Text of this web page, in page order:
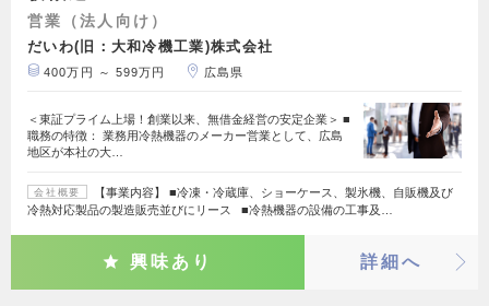
営業（法人向け）
だいわ(旧：大和冷機工業)株式会社
400万円 ～ 599万円 広島県
＜東証プライム上場！創業以来、無借金経営の安定企業＞ ■
職務の特徴： 業務用冷熱機器のメーカー営業として、広島
地区が本社の大…
会社概要
【事業内容】 ■冷凍・冷蔵庫、ショーケース、製氷機、自販機及び
冷熱対応製品の製造販売並びにリース ■冷熱機器の設備の工事及…
興味あり 詳細へ